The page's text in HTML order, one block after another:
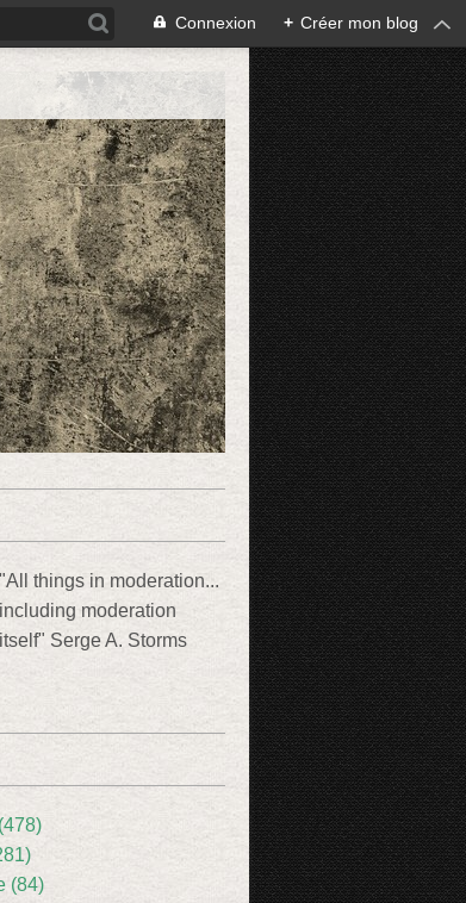
Connexion + Créer mon blog
"All things in moderation...
including moderation
itself" Serge A. Storms
(84)